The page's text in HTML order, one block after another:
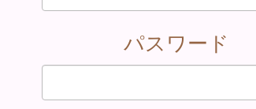
パスワード